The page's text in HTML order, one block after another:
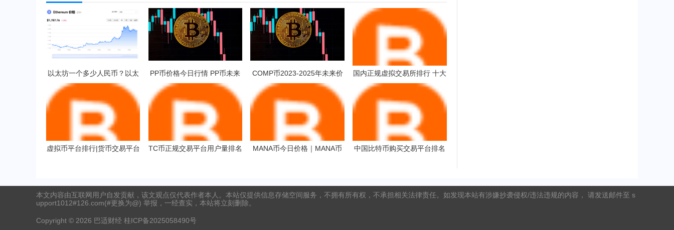
以太坊一个多少人民币？以太
坊挖矿一天收益多少？
PP币价格今日行情 PP币未来
的前景展望
COMP币2023-2025年未来价
格预测 对长线持有是否值得？
国内正规虚拟交易所排行 十大
国内交易所排行榜
虚拟币平台排行|货币交易平台
TC币正规交易平台用户量排名
MANA币今日价格｜MANA币
中国比特币购买交易平台排名
本文内容由互联网用户自发贡献，该文观点仅代表作者本人。本站仅提供信息存储空间服务，不拥有所有权，不承担相关法律责任。如发现本站有涉嫌抄袭侵权/违法违规的内容， 请发送邮件至 s
upport1012#126.com(#更换为@) 举报，一经查实，本站将立刻删除。
Copyright © 2026 巴适财经 桂ICP备2025058490号